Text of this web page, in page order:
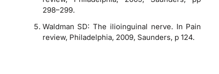
298–299.
Waldman SD: The ilioinguinal nerve. In Pain
review, Philadelphia, 2009, Saunders, p 124.